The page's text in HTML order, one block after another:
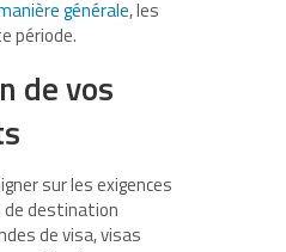
générale,les
période.
de vos
sur les exigences
de destination
de visa, visas